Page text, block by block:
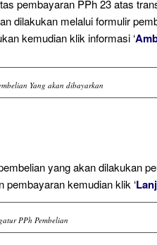
pembayaran PPh 23 atas
dilakukan melalui formulir
kemudian klik informasi ‘
Yang akan dibayarkan
yang akan dilakukan
pembayaran kemudian klik ‘
PPh Pembelian